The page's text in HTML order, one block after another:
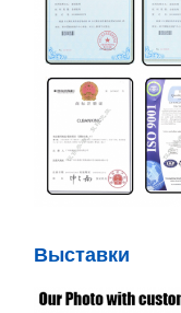
Выставки